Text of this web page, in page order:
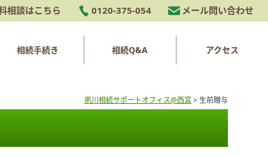
相談はこちら 0120-375-054 メール問い合わせ
相続手続き 相続Q&A アクセス
夙川相続サポートオフィス@西宮 > 生前贈与